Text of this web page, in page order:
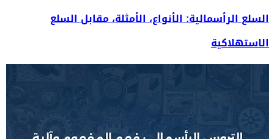
السلع الرأسمالية: الأنواع، الأمثلة، مقابل السلع
الاستهلاكية